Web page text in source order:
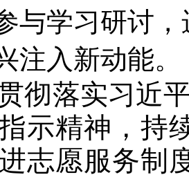
与学习研讨
注入新动能。
彻落实习近
示精神，持
志愿服务制